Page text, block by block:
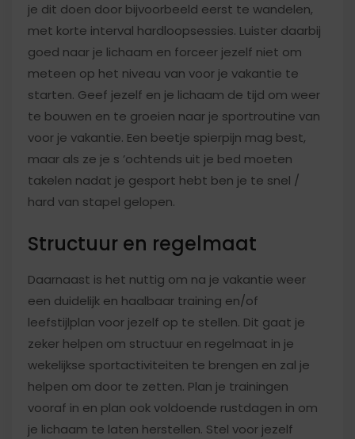
je dit doen door bijvoorbeeld eerst te wandelen,
met korte interval hardloopsessies. Luister daarbij
goed naar je lichaam en forceer jezelf niet om
meteen op het niveau van voor je vakantie te
starten. Geef jezelf en je lichaam de tijd om weer
te bouwen en te groeien naar je sportroutine van
voor je vakantie. Een beetje spierpijn mag best,
maar als ze je s ’ochtends uit je bed moeten
takelen nadat je gesport hebt ben je te snel /
hard van stapel gelopen.
Structuur en regelmaat
Daarnaast is het nuttig om na je vakantie weer
een ​​duidelijk en haalbaar training en/of
leefstijlplan voor jezelf op te stellen. Dit gaat je
zeker helpen om structuur en regelmaat in je
wekelijkse sportactiviteiten te brengen en zal je
helpen om door te zetten. Plan je trainingen
vooraf in en plan ook voldoende rustdagen in om
je lichaam te laten herstellen. Stel voor jezelf